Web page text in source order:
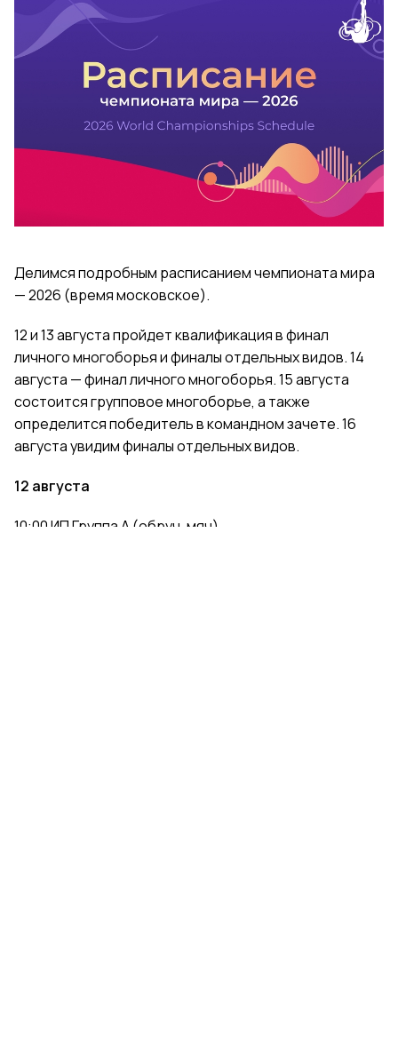
Делимся подробным расписанием чемпионата мира
— 2026 (время московское).
12 и 13 августа пройдет квалификация в финал
личного многоборья и финалы отдельных видов. 14
августа — финал личного многоборья. 15 августа
состоится групповое многоборье, а также
определится победитель в командном зачете. 16
августа увидим финалы отдельных видов.
12 августа
10:00 ИП Группа A (обруч, мяч)